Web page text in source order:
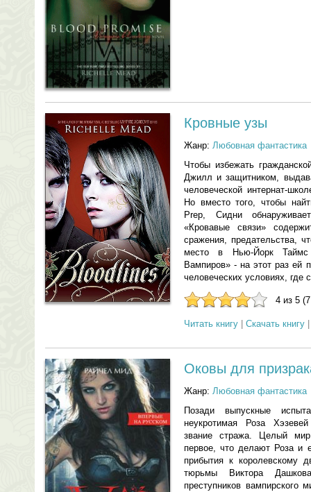
Кровные узы
Жанр: Любовная фантастика
Чтобы избежать
Джилл и защитником,
человеческой интернат-
Но вместо того, чтобы
Prep, Сидни
«Кровавые связи»
сражения, предательства,
место в Нью-Йорк Таймс
Вампиров» - на этот раз ей
человеческих условиях, где
4 из 5
Читать книгу Скачать книгу
Оковы для
Жанр: Любовная фантастика
Позади выпускные
неукротимая Роза
звание стража. Целый
первое, что делают Роза и
прибытия к королевскому
тюрьмы Виктора
преступников вампирского